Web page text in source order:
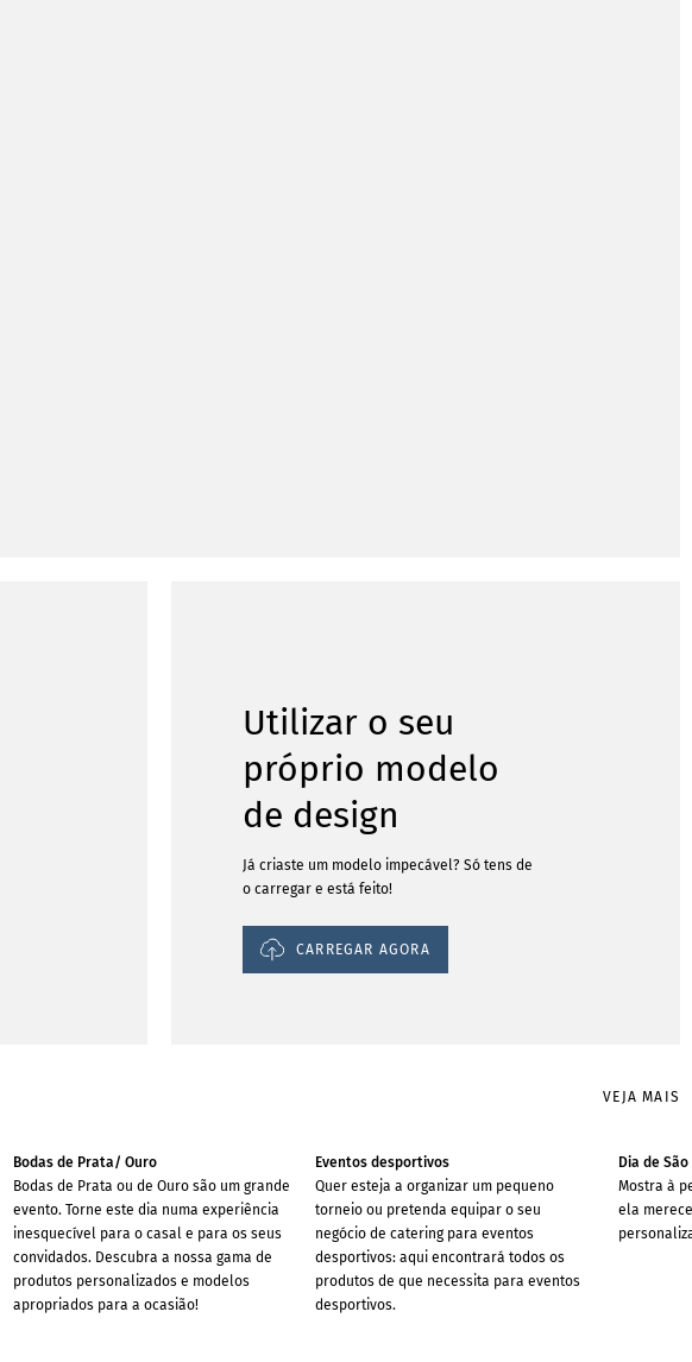
Utilizar o seu
próprio modelo
de design
Já criaste um modelo impecável? Só tens de
o carregar e está feito!
CARREGAR AGORA
VEJA MAIS
Bodas de Prata/ Ouro
Bodas de Prata ou de Ouro são um grande
evento. Torne este dia numa experiência
inesquecível para o casal e para os seus
convidados. Descubra a nossa gama de
produtos personalizados e modelos
apropriados para a ocasião!
Eventos desportivos
Quer esteja a organizar um pequeno
torneio ou pretenda equipar o seu
negócio de catering para eventos
desportivos: aqui encontrará todos os
produtos de que necessita para eventos
desportivos.
Dia de
Mostra à
ela